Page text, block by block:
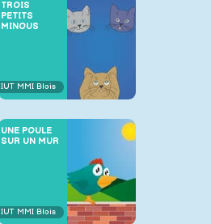
TROIS
PETITS
MINOUS
IUT MMI Blois
UNE POULE
SUR UN MUR
IUT MMI Blois